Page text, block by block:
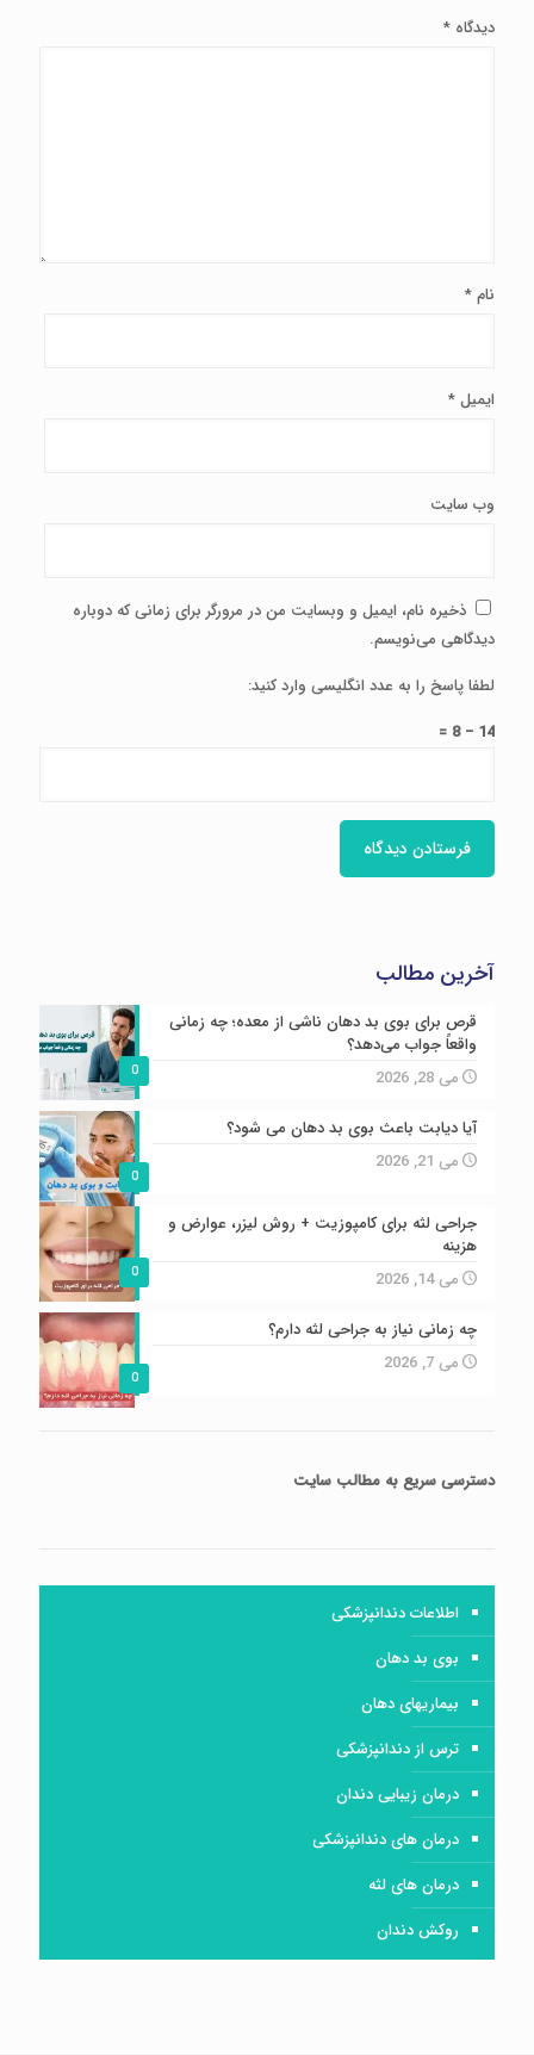
دیدگاه *
نام*
ایمیل*
وب‌ سایت
ذخیره نام، ایمیل و وبسایت من در مرورگر برای زمانی که دوباره
دیدگاهی می‌نویسم.
لطفا پاسخ را به عدد انگلیسی وارد کنید:
14 − 8 =
آخرین مطالب
0
قرص برای بوی بد دهان ناشی از معده؛ چه زمانی
واقعاً جواب می‌دهد؟
می 28, 2026
0
آیا دیابت باعث بوی بد دهان می شود؟
می 21, 2026
0
جراحی لثه برای کامپوزیت + روش لیزر، عوارض و
هزینه
می 14, 2026
0
چه زمانی نیاز به جراحی لثه دارم؟
می 7, 2026
دسترسی سریعبه مطالب سایت
اطلاعات دندانپزشکی
بوی بد دهان
بیماریهای دهان
ترس از دندانپزشکی
درمان زیبایی دندان
درمان های دندانپزشکی
درمان های لثه
روکش دندان